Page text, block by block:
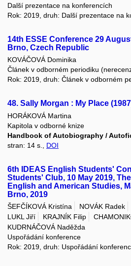
Další prezentace na konferencích
Rok: 2019, druh: Další prezentace na
14th ESSE Conference 29
Brno, Czech Republic
KOVÁČOVÁ Dominika
Článek v odborném periodiku
Rok: 2019, druh: Článek v odborném
48. Sally Morgan : My Place
HORÁKOVÁ Martina
Kapitola v odborné knize
Handbook of Autobiography /
stran: 14 s., DOI
6th IDEAS English Students'
Students' Club, 10 May 2019,
English and American Studies,
Brno, 2019
ŠEFČÍKOVÁ Kristína NOVÁK Radek
LUKL Jiří
KRAJNÍK Filip
KUDRNÁČOVÁ Naděžda
Uspořádání konference
Rok: 2019, druh: Uspořádání